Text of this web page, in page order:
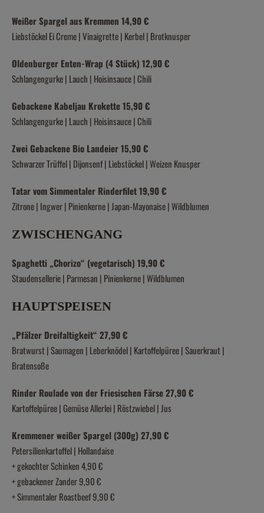
Weißer Spargel aus Kremmen 14,90 €
Liebstöckel Ei Creme | Vinaigrette | Kerbel | Brotknusper
Oldenburger Enten-Wrap (4 Stück) 12,90 €
Schlangengurke | Lauch | Hoisinsauce | Chili
Gebackene Kabeljau Krokette 15,90 €
Schlangengurke | Lauch | Hoisinsauce | Chili
Zwei Gebackene Bio Landeier 15,90 €
Schwarzer Trüffel | Dijonsenf | Liebstöckel | Weizen Knusper
Tatar vom Simmentaler Rinderfilet 19,90 €
Zitrone | Ingwer | Pinienkerne | Japan-Mayonaise | Wildblumen
ZWISCHENGANG
Spaghetti „Chorizo“ (vegetarisch) 19,90 €
Staudensellerie | Parmesan | Pinienkerne | Wildblumen
HAUPTSPEISEN
„Pfälzer Dreifaltigkeit“ 27,90 €
Bratwurst | Saumagen | Leberknödel | Kartoffelpüree | Sauerkraut |
Bratensoße
Rinder Roulade von der Friesischen Färse 27,90 €
Kartoffelpüree | Gemüse Allerlei | Röstzwiebel | Jus
Kremmener weißer Spargel (300g) 27,90 €
Petersilienkartoffel | Hollandaise
+ gekochter Schinken 4,90 €
+ gebackener Zander 9,90 €
+ Simmentaler Roastbeef 9,90 €